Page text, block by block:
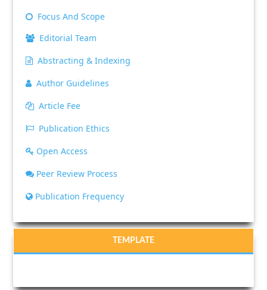
Focus And Scope
Editorial Team
Abstracting & Indexing
Author Guidelines
Article Fee
Publication Ethics
Open Access
Peer Review Process
Publication Frequency
TEMPLATE